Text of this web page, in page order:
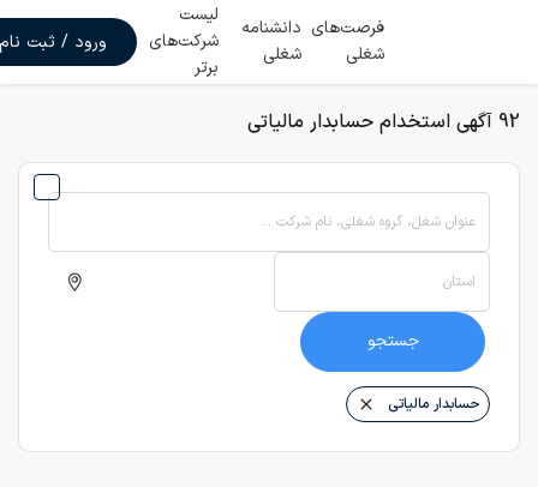
فرصت‌های
شغلی
دانشنامه
شغلی
لیست
شرکت‌های
برتر
ورود / ثبت نام
92 آگهی استخدام حسابدار مالیاتی
عنوان شغل، گروه شغلی، نام شرکت ...
استان
جستجو
حسابدار مالیاتی